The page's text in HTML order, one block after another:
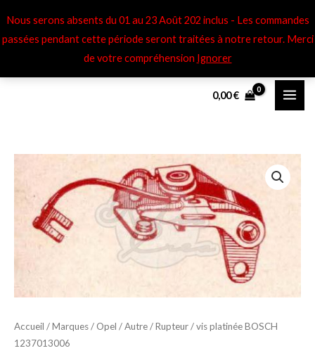
Nous serons absents du 01 au 23 Août 202 inclus - Les commandes
passées pendant cette période seront traitées à notre retour​. Merci
de votre compréhension Ignorer
au
contenu
0,00€
Accueil /Marques/ Opel /Autre/ Rupteur / vis platinée BOSCH
1237013006
Rupteur
1237013006